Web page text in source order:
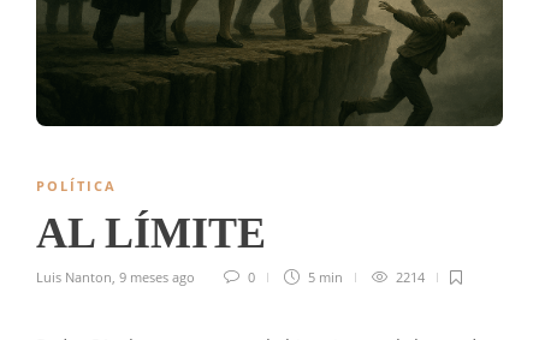
POLÍTICA
AL LÍMITE
Luis Nanton 9 meses ago 0 5 min 2214